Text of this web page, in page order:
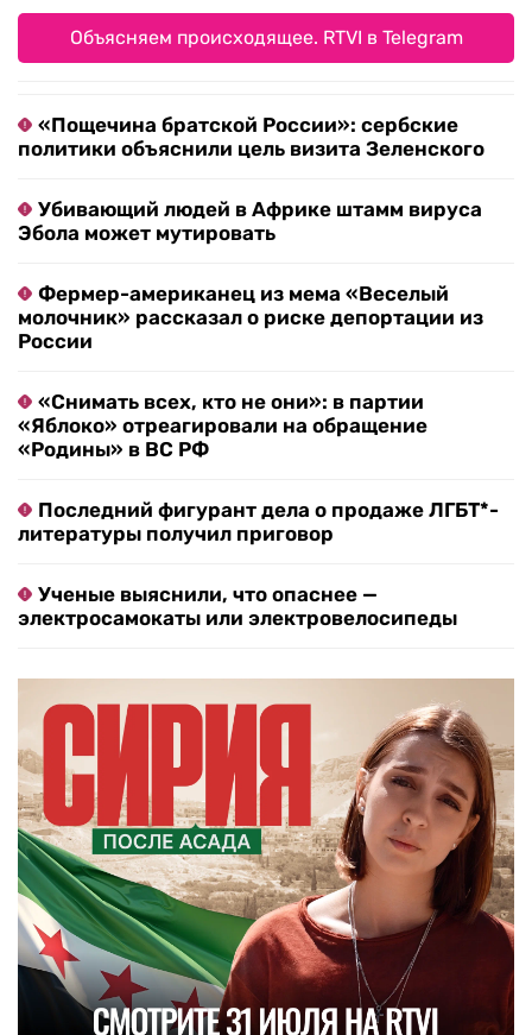
Объясняем происходящее. RTVI в Telegram
«Пощечина братской России»: сербские
политики объяснили цель визита Зеленского
Убивающий людей в Африке штамм вируса
Эбола может мутировать
Фермер-американец из мема «Веселый
молочник» рассказал о риске депортации из
России
«Снимать всех, кто не они»: в партии
«Яблоко» отреагировали на обращение
«Родины» в ВС РФ
Последний фигурант дела о продаже ЛГБТ*-
литературы получил приговор
Ученые выяснили, что опаснее —
электросамокаты или электровелосипеды